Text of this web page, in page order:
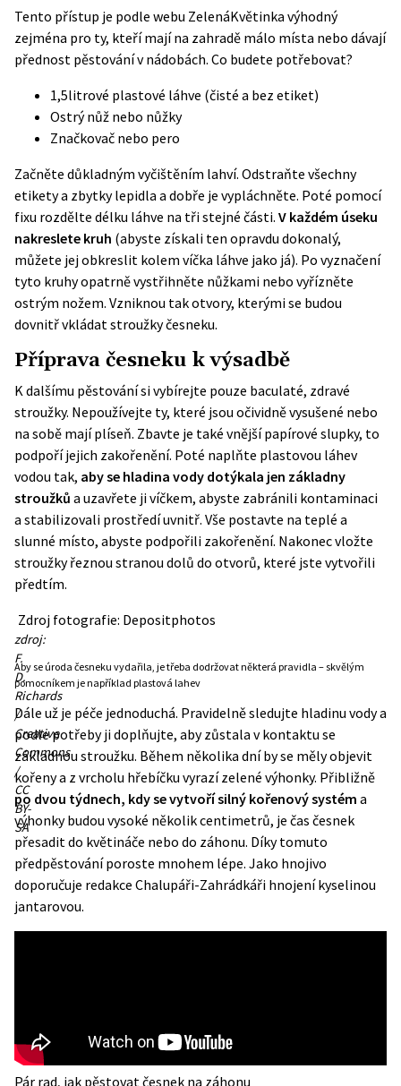
Tento přístup je podle webu ZelenáKvětinka výhodný
zejména pro ty, kteří mají na zahradě málo místa nebo dávají
přednost pěstování v nádobách. Co budete potřebovat?
1,5litrové plastové láhve (čisté a bez etiket)
Ostrý nůž nebo nůžky
Značkovač nebo pero
Začněte důkladným vyčištěním lahví. Odstraňte všechny
etikety a zbytky lepidla a dobře je vypláchněte. Poté pomocí
fixu rozdělte délku láhve na tři stejné části. V každém úseku
nakreslete kruh (abyste získali ten opravdu dokonalý,
můžete jej obkreslit kolem víčka láhve jako já). Po vyznačení
tyto kruhy opatrně vystřihněte nůžkami nebo vyřízněte
ostrým nožem. Vzniknou tak otvory, kterými se budou
dovnitř vkládat stroužky česneku.
Příprava česneku k výsadbě
K dalšímu pěstování si vybírejte pouze baculaté, zdravé
stroužky. Nepoužívejte ty, které jsou očividně vysušené nebo
na sobě mají plíseň. Zbavte je také vnější papírové slupky, to
podpoří jejich zakořenění. Poté naplňte plastovou láhev
vodou tak, aby se hladina vody dotýkala jen základny
stroužků a uzavřete ji víčkem, abyste zabránili kontaminaci
a stabilizovali prostředí uvnitř. Vše postavte na teplé a
slunné místo, abyste podpořili zakořenění. Nakonec vložte
stroužky řeznou stranou dolů do otvorů, které jste vytvořili
předtím.
zdroj:
F.
D.
Richards
/
Creative
Commons
/
CC
BY-
SA
Zdroj fotografie: Depositphotos
Aby se úroda česneku vydařila, je třeba dodržovat některá pravidla – skvělým
pomocníkem je například plastová lahev
Dále už je péče jednoduchá. Pravidelně sledujte hladinu vody a
podle potřeby ji doplňujte, aby zůstala v kontaktu se
základnou stroužku. Během několika dní by se měly objevit
kořeny a z vrcholu hřebíčku vyrazí zelené výhonky. Přibližně
po dvou týdnech, kdy se vytvoří silný kořenový systém a
výhonky budou vysoké několik centimetrů, je čas česnek
přesadit do květináče nebo do záhonu. Díky tomuto
předpěstování poroste mnohem lépe. Jako hnojivo
doporučuje redakce Chalupáři-Zahrádkáři hnojení kyselinou
jantarovou.
Pár rad, jak pěstovat česnek na záhonu